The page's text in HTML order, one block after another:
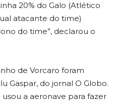
20% do Galo (Atlético
atacante do time)
do time”, declarou o
de Vorcaro foram
Gaspar, do jornal O Globo.
a aeronave para fazer